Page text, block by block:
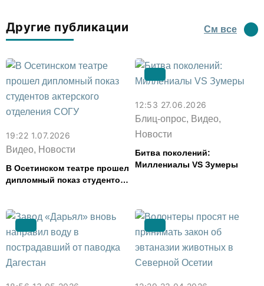
Другие публикации См все
19:22 1.07.2026
Видео, Новости
В Осетинском театре прошел
дипломный показ студентов
12:53 27.06.2026
Блиц-опрос, Видео,
Новости
Битва поколений:
Миллениалы VS Зумеры